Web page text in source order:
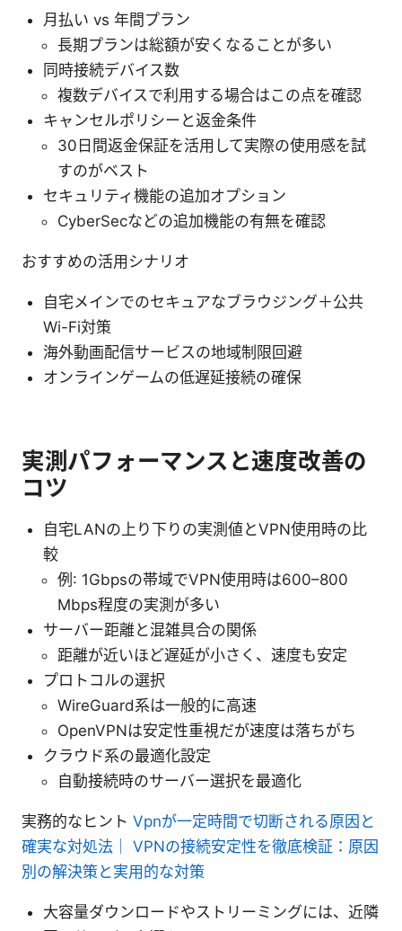
月払い vs 年間プラン
長期プランは総額が安くなることが多い
同時接続デバイス数
複数デバイスで利用する場合はこの点を確認
キャンセルポリシーと返金条件
30日間返金保証を活用して実際の使用感を試
すのがベスト
セキュリティ機能の追加オプション
CyberSecなどの追加機能の有無を確認
おすすめの活用シナリオ
自宅メインでのセキュアなブラウジング＋公共
Wi-Fi対策
海外動画配信サービスの地域制限回避
オンラインゲームの低遅延接続の確保
実測パフォーマンスと速度改善の
コツ
自宅LANの上り下りの実測値とVPN使用時の比
較
例: 1Gbpsの帯域でVPN使用時は600–800
Mbps程度の実測が多い
サーバー距離と混雑具合の関係
距離が近いほど遅延が小さく、速度も安定
プロトコルの選択
WireGuard系は一般的に高速
OpenVPNは安定性重視だが速度は落ちがち
クラウド系の最適化設定
自動接続時のサーバー選択を最適化
実務的なヒント Vpnが一定時間で切断される原因と
確実な対処法｜ VPNの接続安定性を徹底検証：原因
別の解決策と実用的な対策
大容量ダウンロードやストリーミングには、近隣